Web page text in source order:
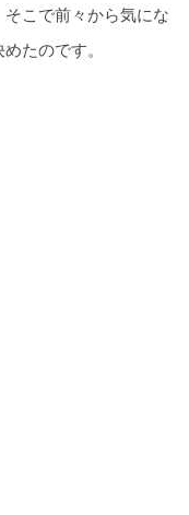
こで前々から気にな
たのです。